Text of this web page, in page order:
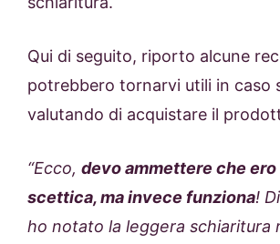
Qui di seguito, riporto alcune
potrebbero tornarvi utili in caso
valutando di acquistare il
“Ecco, devo ammettere che
scettica, ma invece funziona!
ho notato la leggera schiaritura